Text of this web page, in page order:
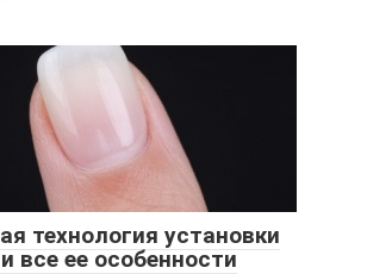
технология установки
все ее особенности